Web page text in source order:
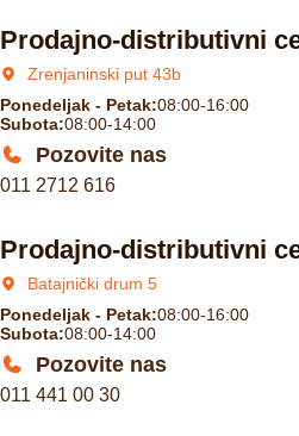
Prodajno-distributivni
Zrenjaninski put 43b
Ponedeljak - Petak:08:00-16:00
Subota:08:00-14:00
Pozovite nas
011 2712 616
Prodajno-distributivni
Batajnički drum 5
Ponedeljak - Petak:08:00-16:00
Subota:08:00-14:00
Pozovite nas
011 441 00 30